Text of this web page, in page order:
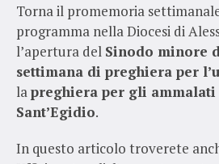
Torna il promemoria
programma nella Diocesi di
l’apertura del Sinodo minore
settimana di preghiera per
lapreghiera per gli
Sant’Egidio.
In questo articolo troverete